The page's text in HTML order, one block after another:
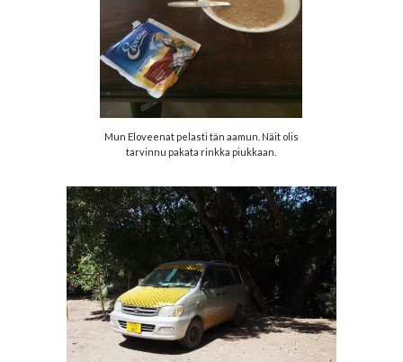
Mun Eloveenat pelasti tän aamun. Näit olis
tarvinnu pakata rinkka piukkaan.